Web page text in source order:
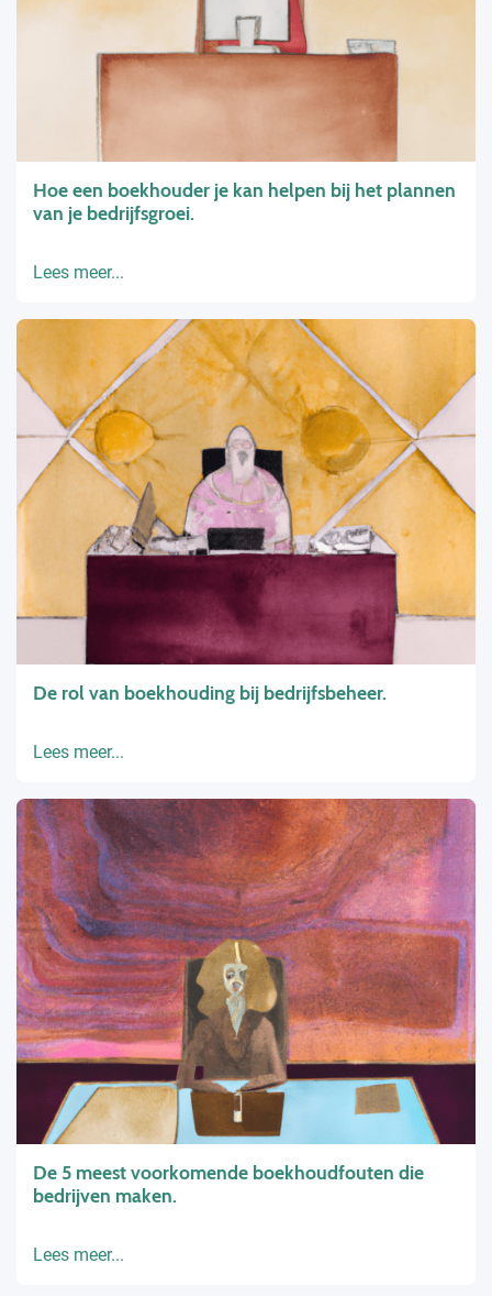
Hoe een boekhouder je kan helpen bij het plannen
van je bedrijfsgroei.
Lees meer...
De rol van boekhouding bij bedrijfsbeheer.
Lees meer...
De 5 meest voorkomende boekhoudfouten die
bedrijven maken.
Lees meer...